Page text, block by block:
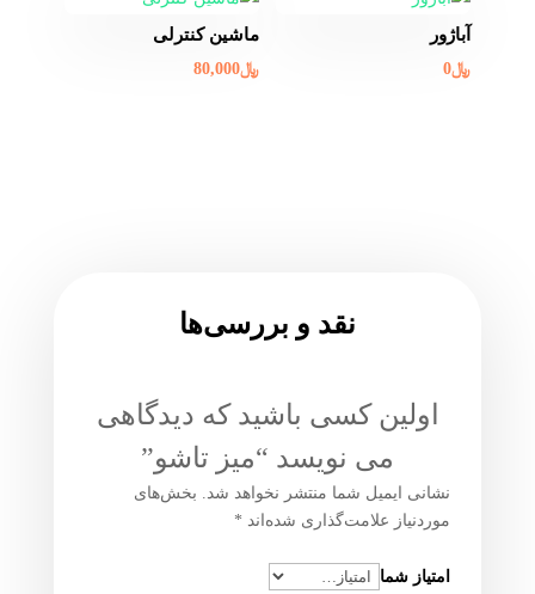
آباژور
﷼0
ماشین کنترلی
﷼80,000
نقد و بررسی‌ها
اولین کسی باشید که دیدگاهی
می نویسد “میز تاشو”
نشانی ایمیل شما منتشر نخواهد شد. بخش‌های
موردنیاز علامت‌گذاری شده‌اند *
امتیاز شما